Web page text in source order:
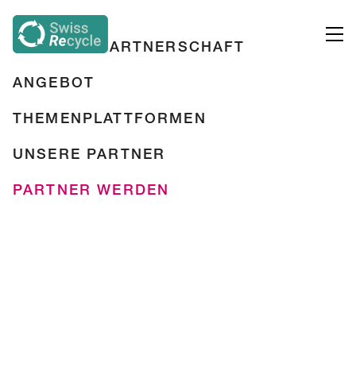
ÜBER DIE PARTNERSCHAFT
ANGEBOT
THEMENPLATTFORMEN
UNSERE PARTNER
PARTNER WERDEN